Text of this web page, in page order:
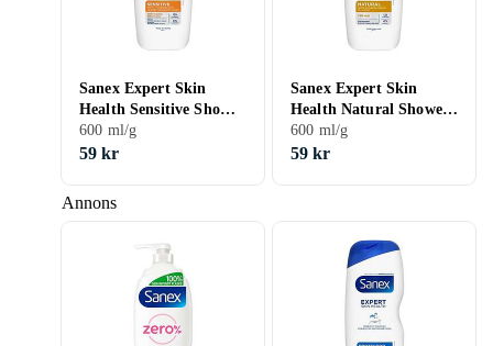
Annons
Sanex Expert Skin
Health Sensitive Shower
Gel 600ml
600 ml/g
59 kr
Sanex Expert Skin
Health Natural Shower
Cream 600ml
600 ml/g
59 kr